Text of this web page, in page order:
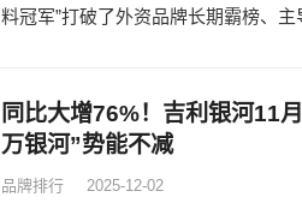
料冠军”打破了外资品牌长期霸榜、
同比大增76%！吉利银河11
万银河”势能不减
品牌排行 2025-12-02